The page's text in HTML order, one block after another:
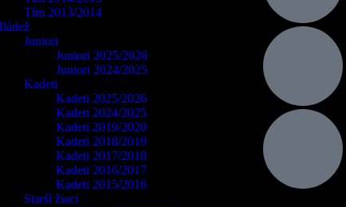
Tím 2013/2014
Juniori
Juniori 2025/2026
Juniori 2024/2025
Kadeti
Kadeti 2025/2026
Kadeti 2024/2025
Kadeti 2019/2020
Kadeti 2018/2019
Kadeti 2017/2018
Kadeti 2016/2017
Kadeti 2015/2016
Starší žiaci